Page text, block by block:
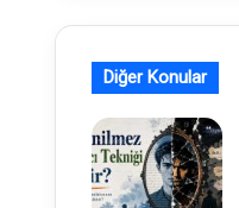
Diğer Konular